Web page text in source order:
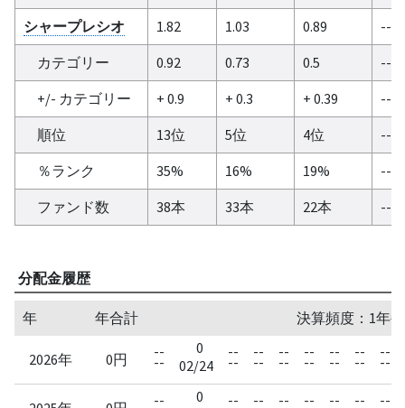
シャープレシオ
1.82 1.03 0.89
--
カテゴリー
0.92 0.73 0.5
--
+/- カテゴリー
+ 0.9 + 0.3 + 0.39
--
順位
13位 5位 4位
--
％ランク
35% 16% 19%
--
ファンド数
38本 33本 22本 --
分配金履歴
年 年合計 決算頻度：1年
2026年 0円 --
--
0
02/24
--
--
--
--
--
--
--
--
--
--
--
--
--
--
--
0
-- -- -- -- -- -- --